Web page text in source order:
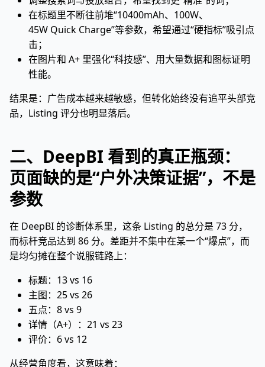
在标题里不断往前堆“10400mAh、100W、
45W Quick Charge”等参数，希望通过“硬指标”吸引点
击；
在图片和 A+ 里强化“科技感”、用大量数据和图标证明
性能。
结果是：广告成本越来越敏感，但转化始终没有追平头部竞
品，Listing 评分也明显落后。
二、DeepBI 看到的真正瓶颈：
页面缺的是“户外决策证据”，不是
参数
在 DeepBI 的诊断体系里，这条 Listing 的总分是 73 分，
而标杆竞品达到 86 分。差距并不集中在某一个“爆点”，而
是均匀摊在整个说服链路上：
标题：13 vs 16
主图：25 vs 26
五点：8 vs 9
详情（A+）：21 vs 23
评价：6 vs 12
从经营角度看，这意味着：